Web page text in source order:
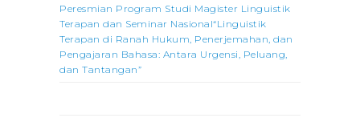
Peresmian Program Studi Magister Linguistik
Terapan dan Seminar Nasional“Linguistik
Terapan di Ranah Hukum, Penerjemahan, dan
Pengajaran Bahasa: Antara Urgensi, Peluang,
dan Tantangan”